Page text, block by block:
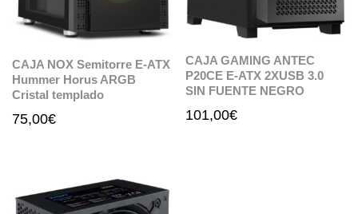
CAJA NOX Semitorre E-ATX
Hummer Horus ARGB
Cristal templado
75,00€
CAJA GAMING ANTEC
P20CE E-ATX 2XUSB 3.0
SIN FUENTE NEGRO
101,00€